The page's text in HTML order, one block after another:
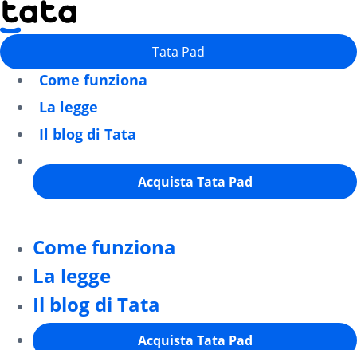
Tata Pad
Come funziona
La legge
Il blog di Tata
Acquista Tata Pad
Come funziona
La legge
Il blog di Tata
Acquista Tata Pad